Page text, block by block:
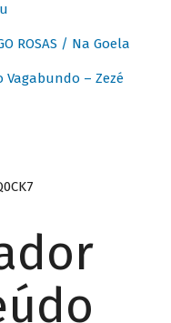
ROSAS / Na Goela
Vagabundo – Zezé